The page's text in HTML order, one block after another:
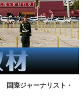
国際ジャーナリスト・